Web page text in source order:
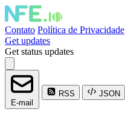
Contato Política de Privacidade
Get updates
Get status updates
E-mail
RSS JSON